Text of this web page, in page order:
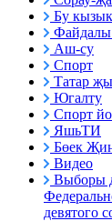
Бу
Файдалы
Аш-су
Спорт
Татар
Югалту
Спорт
ЯшьТИ
Бөек
Видео
Выборы
девятого